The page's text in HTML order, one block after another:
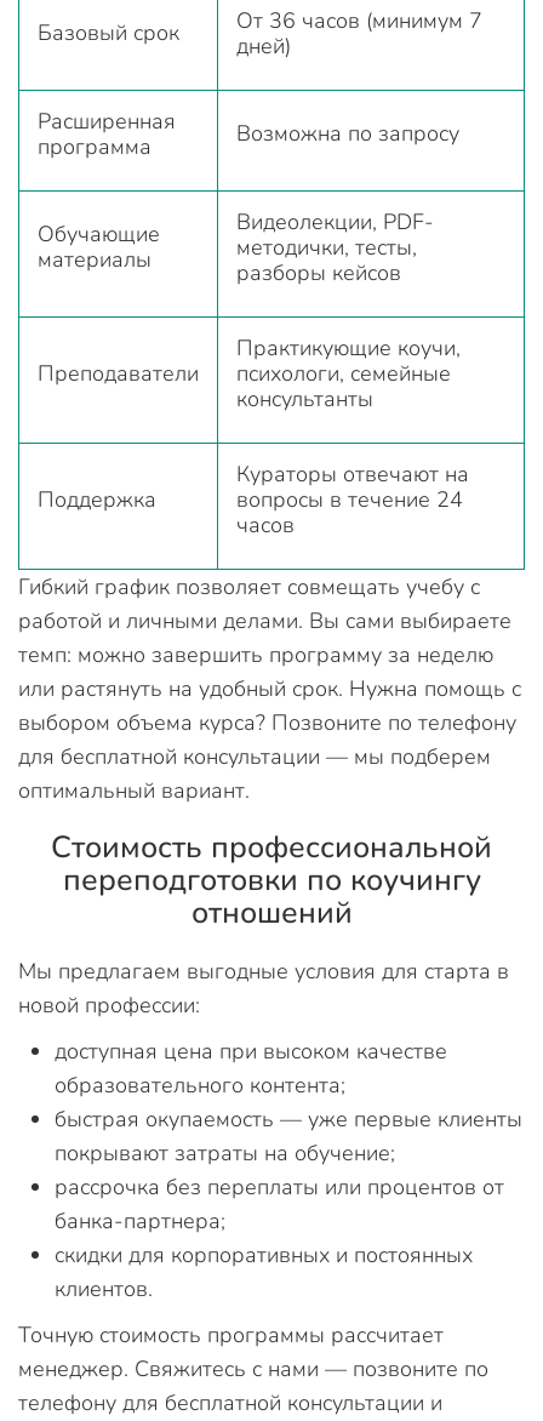
Базовый срок
От 36 часов (минимум 7
дней)
Расширенная
программа
Возможна по запросу
Обучающие
материалы
Видеолекции, PDF-
методички, тесты,
разборы кейсов
Преподаватели
Практикующие коучи,
психологи, семейные
консультанты
Поддержка
Кураторы отвечают на
вопросы в течение 24
часов
Гибкий график позволяет совмещать учебу с
работой и личными делами. Вы сами выбираете
темп: можно завершить программу за неделю
или растянуть на удобный срок. Нужна помощь с
выбором объема курса? Позвоните по телефону
для бесплатной консультации — мы подберем
оптимальный вариант.
Стоимость профессиональной
переподготовки по коучингу
отношений
Мы предлагаем выгодные условия для старта в
новой профессии:
доступная цена при высоком качестве
образовательного контента;
быстрая окупаемость — уже первые клиенты
покрывают затраты на обучение;
рассрочка без переплаты или процентов от
банка-партнера;
скидки для корпоративных и постоянных
клиентов.
Точную стоимость программы рассчитает
менеджер. Свяжитесь с нами — позвоните по
телефону для бесплатной консультации и